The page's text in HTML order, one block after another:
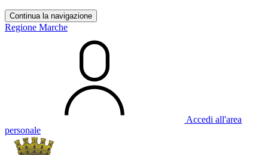
Continua la navigazione
Regione Marche
Accedi all'area
personale